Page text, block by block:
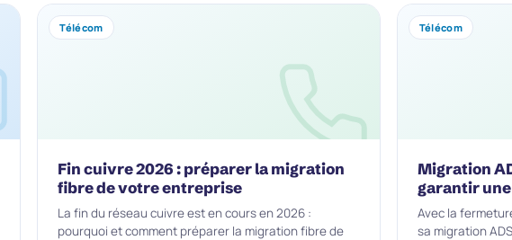
Télécom
Fin cuivre 2026 : préparer la migration
fibre de votre entreprise
La fin du réseau cuivre est en cours en 2026 :
pourquoi et comment préparer la migration fibre de
Télécom
Migration
garantir
Avec la
sa migration